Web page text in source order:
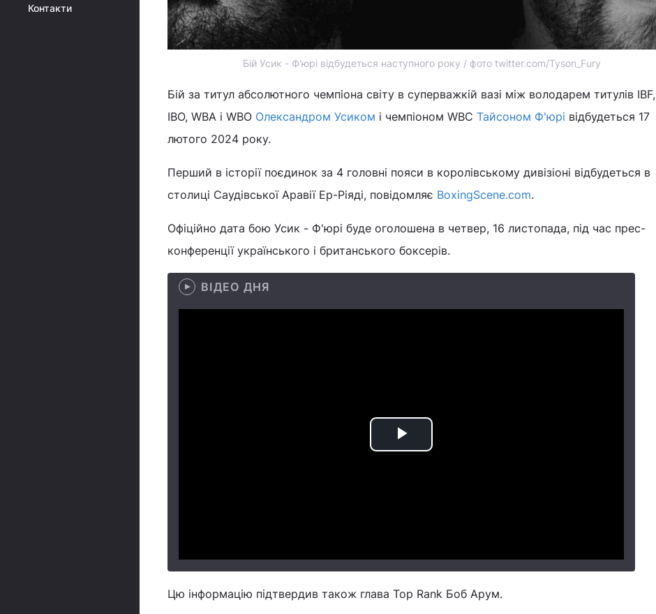
Контакти
Бій Усик - Ф'юрі відбудеться наступного року / фото twitter.com/Tyson_Fury
Бій за титул абсолютного чемпіона світу в суперважкій вазі між володарем титулів IBF,
IBO, WBA і WBO Олександром Усиком і чемпіоном WBC Тайсоном Ф'юрі відбудеться 17
лютого 2024 року.
Перший в історії поєдинок за 4 головні пояси в королівському дивізіоні відбудеться в
столиці Саудівської Аравії Ер-Ріяді, повідомляє BoxingScene.com.
Офіційно дата бою Усик - Ф'юрі буде оголошена в четвер, 16 листопада, під час прес-
конференції українського і британського боксерів.
ВІДЕО ДНЯ
Play
Цю інформацію підтвердив також глава Top Rank Боб Арум.